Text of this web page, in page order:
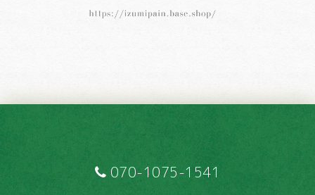
070-1075-1541